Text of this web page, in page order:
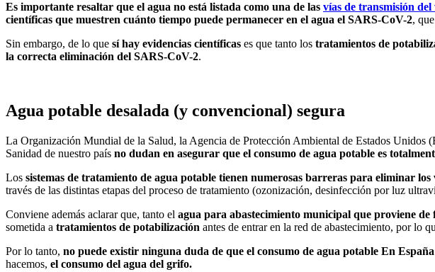
Es importante resaltar que el agua no está listada como una de las vías de transmisión del
científicas que muestren cuánto tiempo puede permanecer en el agua el SARS-CoV-2,
Sin embargo, de lo que sí hay evidencias científicas es que tanto los tratamientos de
la correcta eliminación del SARS-CoV-2.
Agua potable desalada (y convencional) segura
La Organización Mundial de la Salud, la Agencia de Protección Ambiental de Estados
Sanidad de nuestro país no dudan en asegurar que el consumo de agua potable es
Los sistemas de tratamiento de agua potable tienen numerosas barreras para eliminar los
través de las distintas etapas del proceso de tratamiento (ozonización, desinfección por luz
Conviene además aclarar que, tanto el agua para abastecimiento municipal que proviene de
sometida a tratamientos de potabilización antes de entrar en la red de abastecimiento, por lo
Por lo tanto, no puede existir ninguna duda de que el consumo de agua potable En
hacemos, el consumo del agua del grifo.